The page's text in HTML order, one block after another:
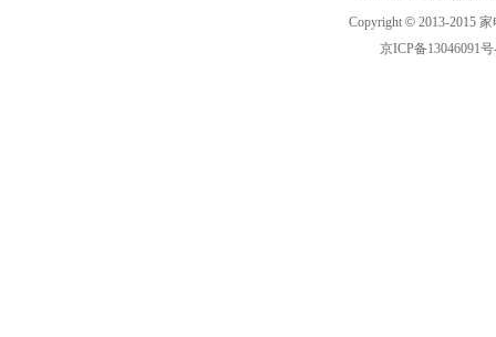
Copyright © 2013-2015
京ICP备13046091号